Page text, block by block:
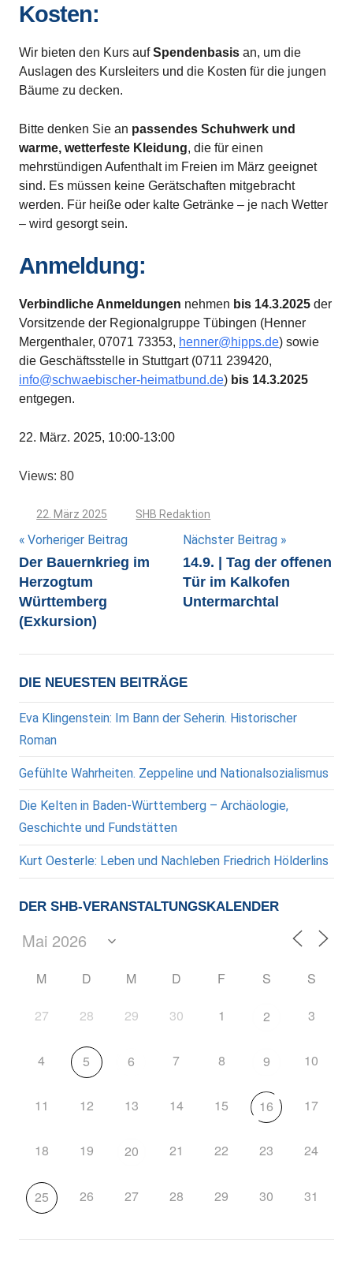
Kosten:
Wir bieten den Kurs aufSpendenbasis an, um die
Auslagen des Kursleiters und die Kosten für die jungen
Bäume zu decken.
Bitte denken Sie an passendes Schuhwerk und
warme, wetterfeste Kleidung, die für einen
mehrstündigen Aufenthalt im Freien im März geeignet
sind. Es müssen keine Gerätschaften mitgebracht
werden. Für heiße oder kalte Getränke – je nach Wetter
– wird gesorgt sein.
Anmeldung:
Verbindliche Anmeldungen nehmen bis 14.3.2025 der
Vorsitzende der Regionalgruppe Tübingen (Henner
Mergenthaler, 07071 73353, henner@hipps.de) sowie
die Geschäftsstelle in Stuttgart (0711 239420,
info@schwaebischer-heimatbund.de) bis 14.3.2025
entgegen.
22. März. 2025, 10:00-13:00
Views: 80
22. März 2025 SHB Redaktion
Beitragsnavigation
Vorheriger Beitrag
Der Bauernkrieg im
Herzogtum
Württemberg
(Exkursion)
Nächster Beitrag
14.9. | Tag der offenen
Tür im Kalkofen
Untermarchtal
DIE NEUESTEN BEITRÄGE
Eva Klingenstein: Im Bann der Seherin. Historischer
Roman
Gefühlte Wahrheiten. Zeppeline und Nationalsozialismus
Die Kelten in Baden-Württemberg – Archäologie,
Geschichte und Fundstätten
Kurt Oesterle: Leben und Nachleben Friedrich Hölderlins
DER SHB-VERANSTALTUNGSKALENDER
M D M D F S S
27 28 29 30 1 2 3
4 5 6 7 8 9 10
11 12 13 14 15 16 17
18 19 20 21 22 23 24
25 26 27 28 29 30 31